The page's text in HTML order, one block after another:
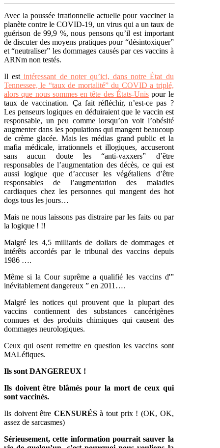
Avec la poussée irrationnelle actuelle pour vacciner la
planète contre le COVID-19, un virus qui a un taux de
guérison de 99,9 %, nous pensons qu’il est important
de discuter des moyens pratiques pour “désintoxiquer”
et “neutraliser” les dommages causés par ces vaccins à
ARNm non testés.
Il est intéressant de noter qu’ici, dans notre État du
Tennessee, le “taux de mortalité” du COVID a triplé,
alors que nous sommes en tête des États-Unis pour le
taux de vaccination. Ça fait réfléchir, n’est-ce pas ?
Les penseurs logiques en déduiraient que le vaccin est
responsable, un peu comme lorsqu’on voit l’obésité
augmenter dans les populations qui mangent beaucoup
de crème glacée. Mais les médias grand public et la
mafia médicale, irrationnels et illogiques, accuseront
sans aucun doute les “anti-vaxxers” d’être
responsables de l’augmentation des décès, ce qui est
aussi logique que d’accuser les végétaliens d’être
responsables de l’augmentation des maladies
cardiaques chez les personnes qui mangent des hot
dogs tous les jours…
Mais ne nous laissons pas distraire par les faits ou par
la logique ! !!
Malgré les 4,5 milliards de dollars de dommages et
intérêts accordés par le tribunal des vaccins depuis
1986 ….
Même si la Cour suprême a qualifié les vaccins d'”
inévitablement dangereux ” en 2011….
Malgré les notices qui prouvent que la plupart des
vaccins contiennent des substances cancérigènes
connues et des produits chimiques qui causent des
dommages neurologiques.
Ceux qui osent remettre en question les vaccins sont
MALéfiques.
Ils sont DANGEREUX !
Ils doivent être blâmés pour la mort de ceux qui
sont vaccinés.
Ils doivent être CENSURÉSà tout prix ! (OK, OK,
assez de sarcasmes)
Sérieusement, cette information pourrait sauver la